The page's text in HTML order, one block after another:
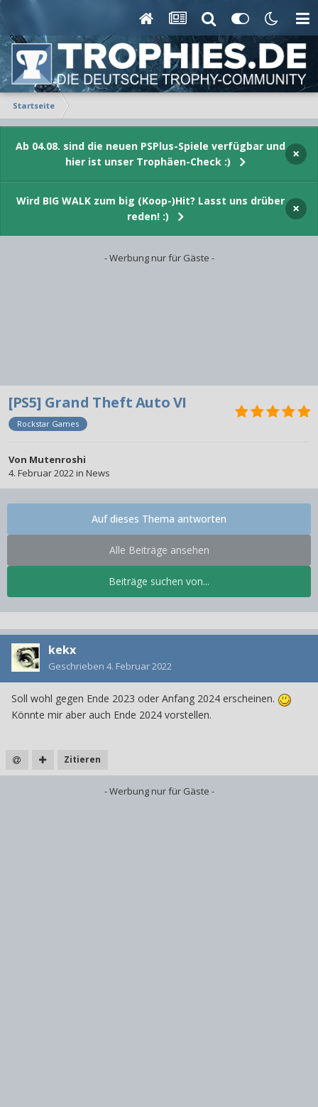
Startseite
Ab 04.08. sind die neuen PSPlus-Spiele verfügbar und
hier ist unser Trophäen-Check :)
×
Wird BIG WALK zum big (Koop-)Hit? Lasst uns drüber
reden! :)
×
- Werbung nur für Gäste -
[PS5] Grand Theft Auto VI
Rockstar Games
Von Mutenroshi
4. Februar 2022in News
Beiträge suchen von...
Alle Beiträge ansehen
Auf dieses Thema antworten
kekx
Geschrieben 4. Februar 2022
Soll wohl gegen Ende 2023 oder Anfang 2024 erscheinen.
Könnte mir aber auch Ende 2024 vorstellen.
Zitieren
- Werbung nur für Gäste -